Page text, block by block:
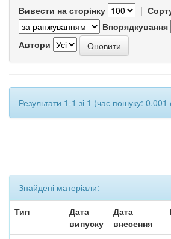
Вивести на сторінку |
Впорядкування
Автори
Результати 1-1 зі 1 (час пошуку: 0.001
Знайдені матеріали:
Тип
Дата
випуску
Дата
внесення